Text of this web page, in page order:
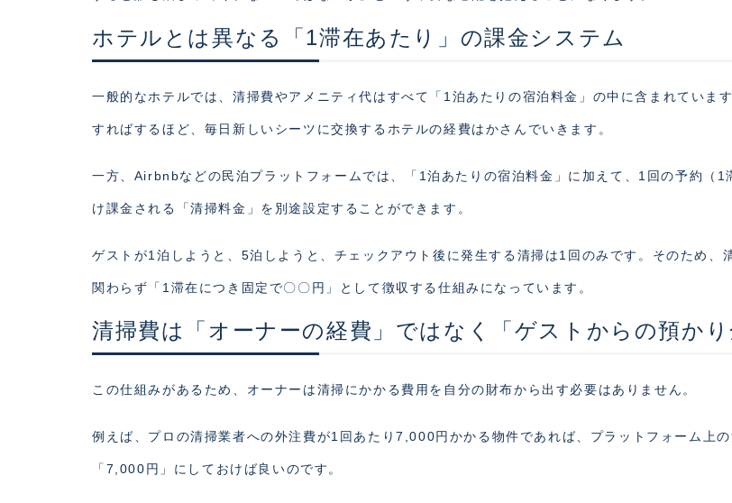
ホテルとは異なる「1滞在あたり」の課金システム
一般的なホテルでは、清掃費やアメニティ代はすべて「1泊あたりの宿泊料金」の中に含まれていま
すればするほど、毎日新しいシーツに交換するホテルの経費はかさんでいきます。
一方、Airbnbなどの民泊プラットフォームでは、「1泊あたりの宿泊料金」に加えて、1回の予約（1
け課金される「清掃料金」を別途設定することができます。
ゲストが1泊しようと、5泊しようと、チェックアウト後に発生する清掃は1回のみです。そのため、
関わらず「1滞在につき固定で〇〇円」として徴収する仕組みになっています。
清掃費は「オーナーの経費」ではなく「ゲストからの預かり
この仕組みがあるため、オーナーは清掃にかかる費用を自分の財布から出す必要はありません。
例えば、プロの清掃業者への外注費が1回あたり7,000円かかる物件であれば、プラットフォーム上
「7,000円」にしておけば良いのです。